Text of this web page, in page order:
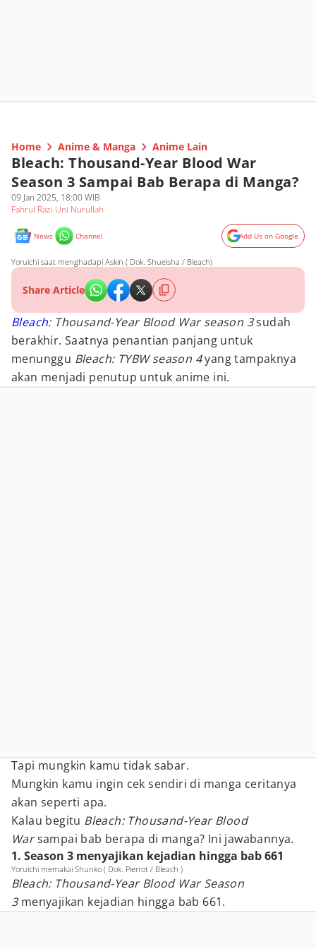
Home Anime & Manga Anime Lain
Bleach: Thousand-Year Blood War
Season 3 Sampai Bab Berapa di Manga?
09 Jan 2025, 18:00 WIB
Fahrul Razi Uni Nurullah
News Channel Add Us on Google
Yoruichi saat menghadapi Askin ( Dok. Shueisha / Bleach)
Share Article
Bleach: Thousand-Year Blood War season 3sudah
berakhir. Saatnya penantian panjang untuk
menunggu Bleach: TYBW season 4yang tampaknya
akan menjadi penutup untuk anime ini.
Tapi mungkin kamu tidak sabar.
Mungkin kamu ingin cek sendiri di manga ceritanya
akan seperti apa.
Kalau begitu Bleach: Thousand-Year Blood
Warsampai bab berapa di manga? Ini jawabannya.
1. Season 3 menyajikan kejadian hingga bab 661
Yoruichi memakai Shunko ( Dok. Pierrot / Bleach )
Bleach: Thousand-Year Blood War Season
3 menyajikan kejadian hingga bab 661.